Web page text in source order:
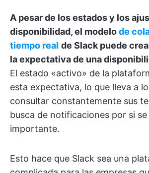
A pesar de los estados y los
disponibilidad, el modelode
tiempo real de Slack puede
la expectativa de una
El estado «activo» de la
esta expectativa, lo que lleva a
consultar constantemente sus
busca de notificaciones por si
importante.
Esto hace que Slack sea una